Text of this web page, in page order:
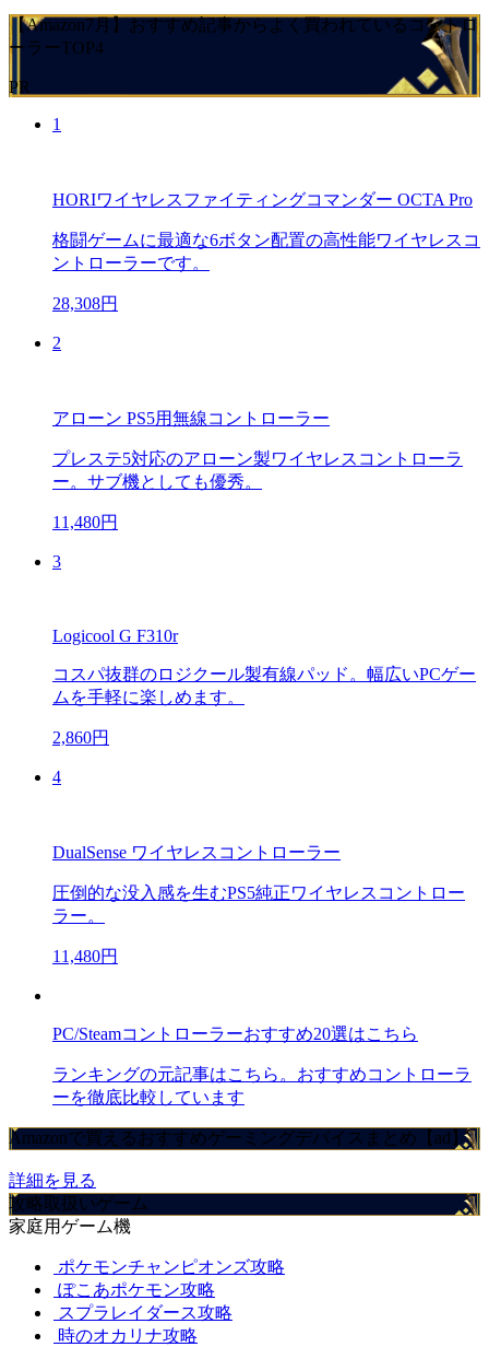
【Amazon7月】おすすめ記事からよく買われているコントロ
ーラーTOP4
PR
1
HORIワイヤレスファイティングコマンダー OCTA Pro
格闘ゲームに最適な6ボタン配置の高性能ワイヤレスコ
ントローラーです。
28,308円
2
アローン PS5用無線コントローラー
プレステ5対応のアローン製ワイヤレスコントローラ
ー。サブ機としても優秀。
11,480円
3
Logicool G F310r
コスパ抜群のロジクール製有線パッド。幅広いPCゲー
ムを手軽に楽しめます。
2,860円
4
DualSense ワイヤレスコントローラー
圧倒的な没入感を生むPS5純正ワイヤレスコントロー
ラー。
11,480円
PC/Steamコントローラーおすすめ20選はこちら
ランキングの元記事はこちら。おすすめコントローラ
ーを徹底比較しています
Amazonで買えるおすすめゲーミングデバイスまとめ【ad】
詳細を見る
攻略取扱いゲーム
家庭用ゲーム機
ポケモンチャンピオンズ攻略
ぽこあポケモン攻略
スプラレイダース攻略
時のオカリナ攻略